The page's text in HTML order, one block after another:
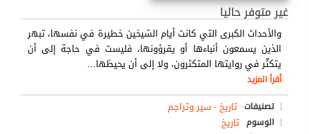
غير متوفر حاليا
والأحداث الكبرى التي كانت أيام الشيخين خطيرة في نفسها، تبهر
الذين يسمعون أنباءها أو يقرؤونها، فليست في حاجة إلى أن
يتكثّر في روايتها المتكثرون، ولا إلى أن يحيطَها…
أقرأ المزيد
تصنيفات تاريخ - سير وتراجم
الوسوم تاريخ